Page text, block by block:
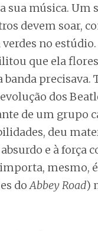
música. Um
devem soar,
no
que ela
precisava.
dos
de um grupo
deu
e à força
mesmo,
do Abbey Road)